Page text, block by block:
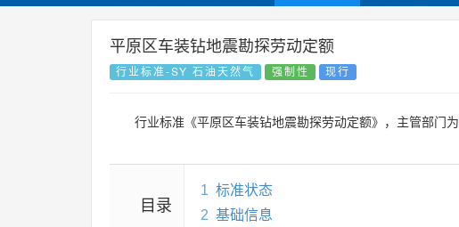
平原区车装钻地震勘探劳动定额
行业标准-SY 石油天然气 强制性 现行
行业标准《平原区车装钻地震勘探劳动定额》，主管部门为
目录
1 标准状态
2 基础信息